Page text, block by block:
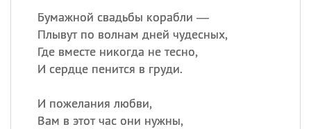
Бумажной свадьбы корабли —
Плывут по волнам дней чудесных,
Где вместе никогда не тесно,
И сердце пенится в груди.
И пожелания любви,
Вам в этот час они нужны,